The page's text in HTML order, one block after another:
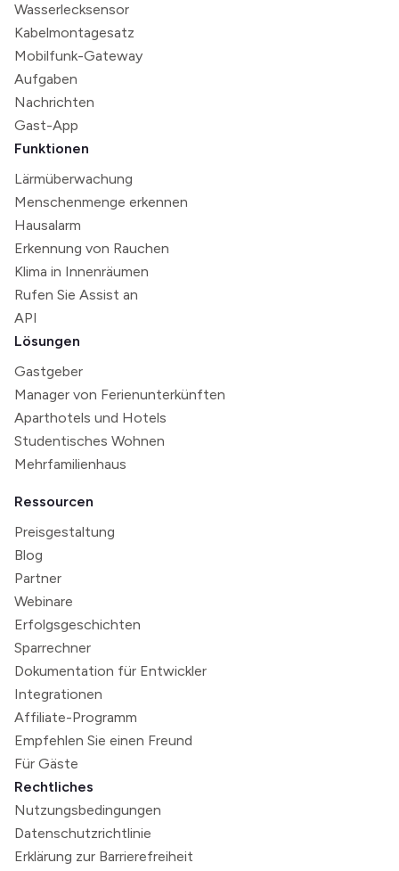
Wasserlecksensor
Kabelmontagesatz
Mobilfunk-Gateway
Aufgaben
Nachrichten
Gast-App
Funktionen
Lärmüberwachung
Menschenmenge erkennen
Hausalarm
Erkennung von Rauchen
Klima in Innenräumen
Rufen Sie Assist an
API
Lösungen
Gastgeber
Manager von Ferienunterkünften
Aparthotels und Hotels
Studentisches Wohnen
Mehrfamilienhaus
Ressourcen
Preisgestaltung
Blog
Partner
Webinare
Erfolgsgeschichten
Sparrechner
Dokumentation für Entwickler
Integrationen
Affiliate-Programm
Empfehlen Sie einen Freund
Für Gäste
Rechtliches
Nutzungsbedingungen
Datenschutzrichtlinie
Erklärung zur Barrierefreiheit